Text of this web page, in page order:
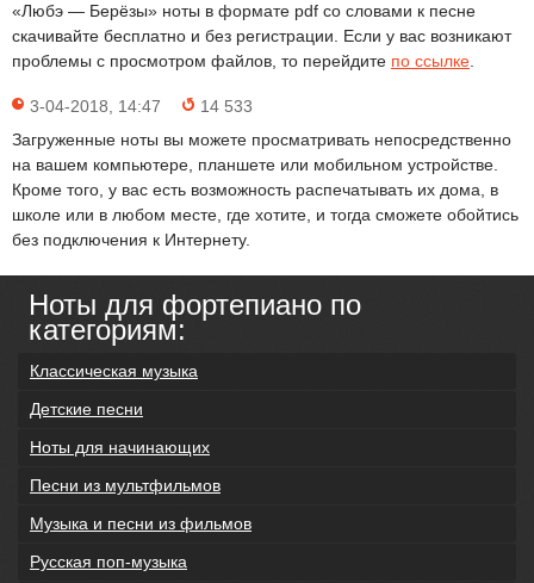
«Любэ — Берёзы» ноты в формате pdf со словами к песне
скачивайте бесплатно и без регистрации. Если у вас возникают
проблемы с просмотром файлов, то перейдите по ссылке
3-04-2018, 14:47
14 533
Загруженные ноты вы можете просматривать непосредственно
на вашем компьютере, планшете или мобильном устройстве.
Кроме того, у вас есть возможность распечатывать их дома, в
школе или в любом месте, где хотите, и тогда сможете обойтись
без подключения к Интернету.
Ноты для фортепиано по
категориям:
Классическая музыка
Детские песни
Ноты для начинающих
Песни из мультфильмов
Музыка и песни из фильмов
Русская поп-музыка